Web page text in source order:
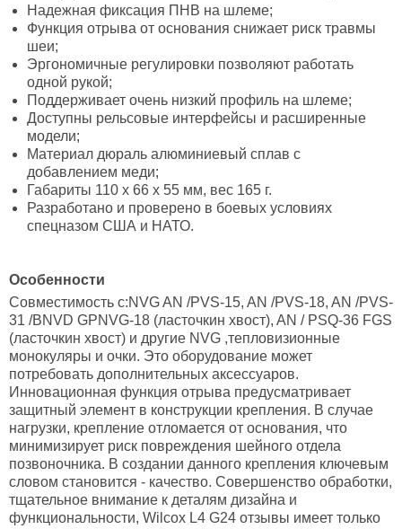
Надежная фиксация ПНВ на шлеме;
Функция отрыва от основания снижает риск травмы
шеи;
Эргономичные регулировки позволяют работать
одной рукой;
Поддерживает очень низкий профиль на шлеме;
Доступны рельсовые интерфейсы и расширенные
модели;
Материал дюраль алюминиевый сплав с
добавлением меди;
Габариты 110 х 66 х 55 мм, вес 165 г.
Разработано и проверено в боевых условиях
спецназом США и НАТО.
Особенности
Совместимость с:NVG AN /PVS-15, AN /PVS-18, AN /PVS-
31 /BNVD GPNVG-18 (ласточкин хвост), AN / PSQ-36 FGS
(ласточкин хвост) и другие NVG ,тепловизионные
монокуляры и очки. Это оборудование может
потребовать дополнительных аксессуаров.
Инновационная функция отрыва предусматривает
защитный элемент в конструкции крепления. В случае
нагрузки, крепление отломается от основания, что
минимизирует риск повреждения шейного отдела
позвоночника. В создании данного крепления ключевым
словом становится - качество. Совершенство обработки,
тщательное внимание к деталям дизайна и
функциональности, Wilcox L4 G24 отзывы имеет только